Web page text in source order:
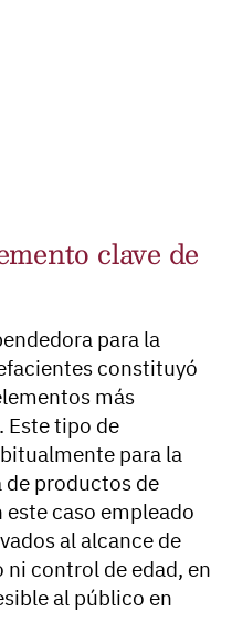
clave de
para la
constituyó
más
Este tipo de
para la
productos de
caso empleado
al alcance de
control de edad, en
al público en